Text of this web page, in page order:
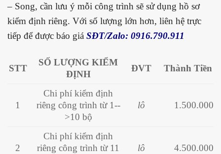
– Song, cần lưu ý mỗi công trình sẽ sử dụng hồ sơ
kiểm định riêng. Với số lượng lớn hơn, liên hệ trực
tiếp để được báo giá SĐT/Zalo: 0916.790.911
STT
SỐ LƯỢNG KIỂM
ĐỊNH
ĐVT Thành Tiền
1
Chi phí kiểm định
riêng công trình từ 1--
>10 bộ
lô 1.500.000
2
Chi phí kiểm định
riêng công trình từ 11
lô 4.500.000